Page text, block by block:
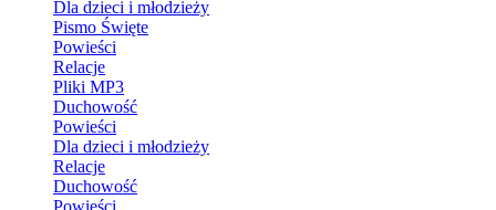
Dla dzieci i młodzieży
Pismo Święte
Powieści
Relacje
Pliki MP3
Duchowość
Powieści
Dla dzieci i młodzieży
Relacje
Duchowość
Powieści